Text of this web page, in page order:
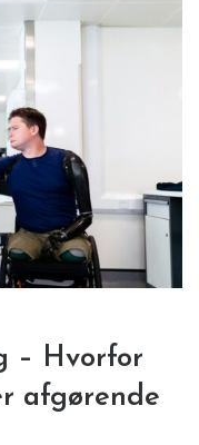
– Hvorfor
afgørende